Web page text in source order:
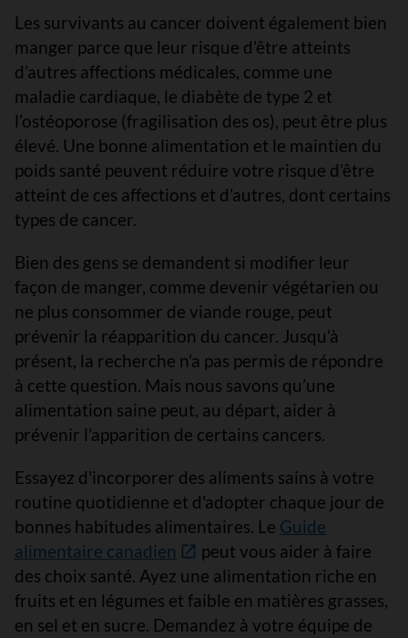
Les survivants au cancer doivent également bien
manger parce que leur risque d’être atteints
d’autres affections médicales, comme une
maladie cardiaque, le diabète de type 2 et
l’ostéoporose (fragilisation des os), peut être plus
élevé. Une bonne alimentation et le maintien du
poids santé peuvent réduire votre risque d’être
atteint de ces affections et d’autres, dont certains
types de cancer.
Bien des gens se demandent si modifier leur
façon de manger, comme devenir végétarien ou
ne plus consommer de viande rouge, peut
prévenir la réapparition du cancer. Jusqu’à
présent, la recherche n’a pas permis de répondre
à cette question. Mais nous savons qu’une
alimentation saine peut, au départ, aider à
prévenir l’apparition de certains cancers.
Essayez d'incorporer des aliments sains à votre
routine quotidienne et d'adopter chaque jour de
bonnes habitudes alimentaires. Le Guide
alimentaire canadien
peut vous aider à faire
des choix santé. Ayez une alimentation riche en
fruits et en légumes et faible en matières grasses,
en sel et en sucre. Demandez à votre équipe de